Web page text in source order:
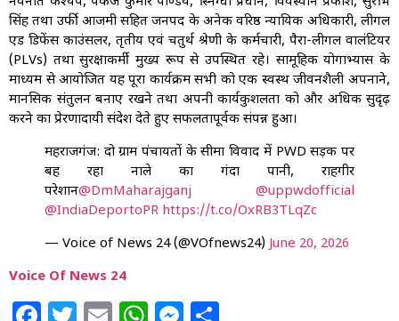
सिंह तथा उर्फी आजमी सहित जनपद के अनेक वरिष्ठ न्यायिक अधिकारी, लीगल
एड डिफेंस काउंसलर, तृतीय एवं चतुर्थ श्रेणी के कर्मचारी, पैरा-लीगल वालंटियर
(PLVs) तथा सुरक्षाकर्मी मुख्य रूप से उपस्थित रहे। सामूहिक योगाभ्यास के
माध्यम से आयोजित यह पूरा कार्यक्रम सभी को एक स्वस्थ जीवनशैली अपनाने,
मानसिक संतुलन बनाए रखने तथा अपनी कार्यकुशलता को और अधिक सुदृढ़
करने का प्रेरणादायी संदेश देते हुए सफलतापूर्वक संपन्न हुआ।
महराजगंज: दो ग्राम पंचायतों के सीमा विवाद में PWD सड़क पर
बह रहा नाले का गंदा पानी, राहगीर
परेशान@DmMaharajganj
@uppwdofficial
@IndiaDeportoPR https://t.co/OxRB3TLqZc
— Voice of News 24 (@VOfnews24) June 20, 2026
Voice Of News 24